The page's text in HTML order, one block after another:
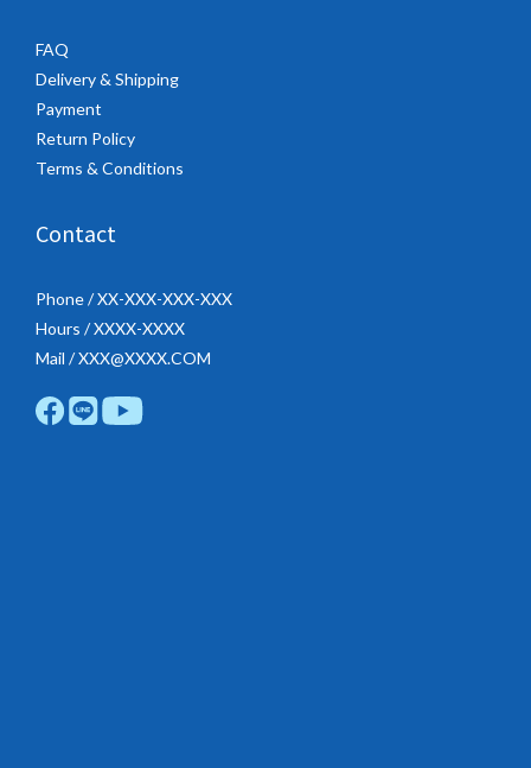
FAQ
Delivery & Shipping
Payment
Return Policy
Terms & Conditions
Contact
Phone / XX-XXX-XXX-XXX
Hours / XXXX-XXXX
Mail / XXX@XXXX.COM